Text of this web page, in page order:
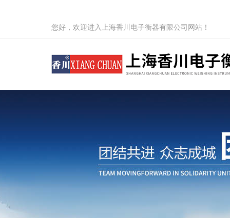
您好，欢迎进入上海香川电子衡器有限公司网站！